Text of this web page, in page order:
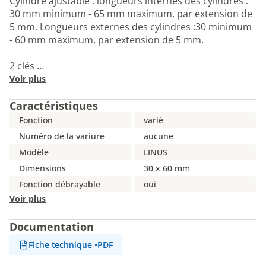
30 mm minimum - 65 mm maximum, par extension de
5 mm. Longueurs externes des cylindres :30 minimum
- 60 mm maximum, par extension de 5 mm.
2 clés …
Voir plus
Caractéristiques
Fonction
varié
Numéro de la variure
aucune
Modèle
LINUS
Dimensions
30 x 60 mm
Fonction débrayable
oui
Voir plus
Documentation
Fiche technique •PDF